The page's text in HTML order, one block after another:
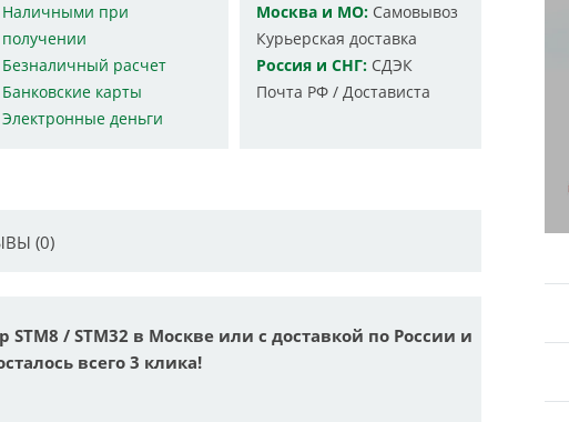
Наличными при
получении
Безналичный расчет
Банковские карты
Электронные деньги
Москва и МО:Самовывоз
Курьерская доставка
Россия и СНГ:СДЭК
Почта РФ / Достависта
(0)
STM8 / STM32 в Москве или с доставкой по России и
всего 3 клика!